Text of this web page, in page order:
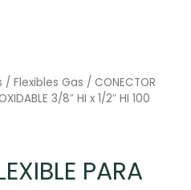
/ Flexibles Gas / CONECTOR
3/8″ HI x 1/2″ HI 100
PARA